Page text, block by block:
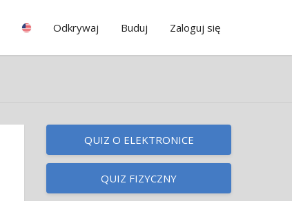
Odkrywaj Buduj Zaloguj się
QUIZ O ELEKTRONICE
QUIZ FIZYCZNY